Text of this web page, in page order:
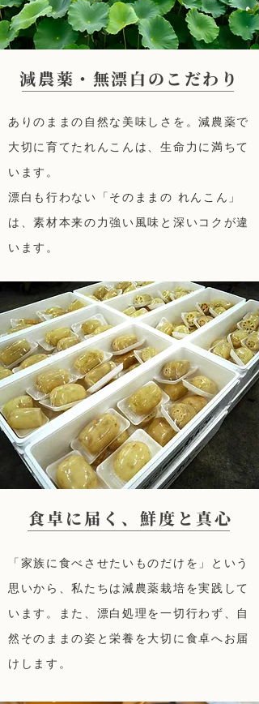
減農薬・無漂白のこだわり
ありのままの自然な美味しさを。減農薬で
大切に育てたれんこんは、生命力に満ちて
います。
漂白も行わない「そのままの れんこん」
は、素材本来の力強い風味と深いコクが違
います。
食卓に届く、鮮度と真心
「家族に食べさせたいものだけを」という
思いから、私たちは減農薬栽培を実践して
います。また、漂白処理を一切行わず、自
然そのままの姿と栄養を大切に食卓へお届
けします。